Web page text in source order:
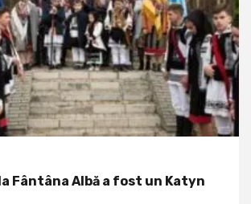
Fântâna Albă a fost un Katyn